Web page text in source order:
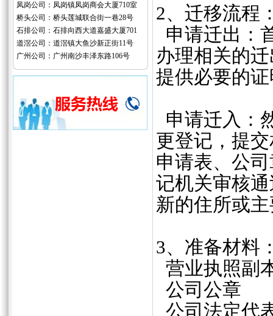
凤岗公司：凤岗镇凤岗商会大厦710室
桥头公司：桥头莲城联合街一巷28号
石排公司：石排向西大道嘉盛大厦701
道滘公司：道滘镇大鱼沙新正街11号
广州公司：广州南沙丰泽东路106号
2、迁移流程
申请迁出：
办理相关的
提供必要的
申请迁入：
更登记，提
申请表、公
记机关审核
新的住所或
‌3、准备材料‌
营业执照副
公司公章
公司法定代